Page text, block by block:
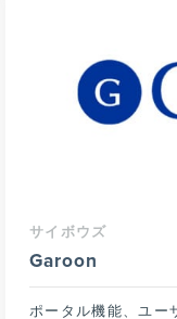
サイボウズ
Garoon
ポータル機能、ユー